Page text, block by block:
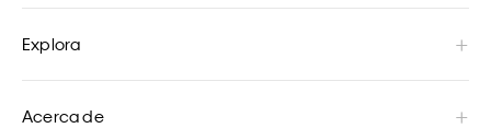
Explora
Acerca de